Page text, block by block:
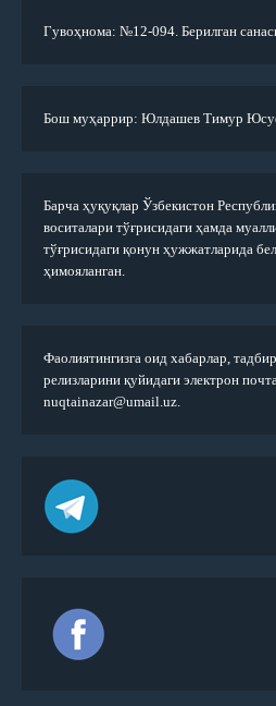
Гувоҳнома: №12-094. Берилган
Бош муҳаррир: Юлдашев Тимур
Барча ҳуқуқлар Ўзбекистон
воситалари тўғрисидаги ҳамда
тўғрисидаги қонун ҳужжатларида
ҳимояланган.
Фаолиятингизга оид хабарлар,
релизларини қуйидаги электрон
nuqtainazar@umail.uz.